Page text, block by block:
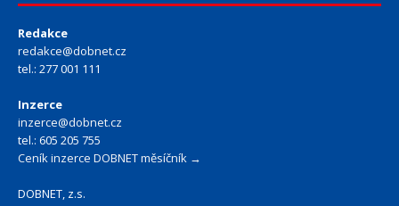
Redakce
redakce@dobnet.cz
tel.: 277 001 111
Inzerce
inzerce@dobnet.cz
tel.: 605 205 755
Ceník inzerce DOBNET měsíčník →
DOBNET, z.s.